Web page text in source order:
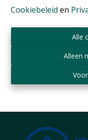
Cookiebeleid en
Alle
Alleen
€ 950 /maand